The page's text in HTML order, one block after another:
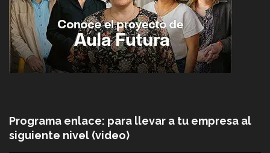
Programa enlace: para llevar a tu empresa al
siguiente nivel (video)